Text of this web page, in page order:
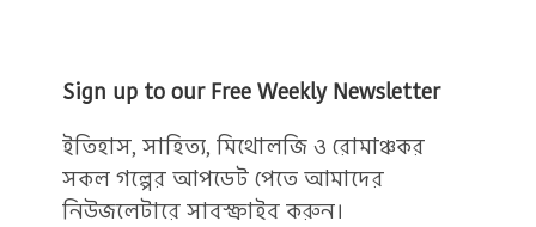
Sign up to our Free Weekly Newsletter
ইতিহাস, সাহিত্য, মিথোলজি ও রোমাঞ্চকর
সকল গল্পের আপডেট পেতে আমাদের
নিউজলেটারে সাবস্ক্রাইব করুন।